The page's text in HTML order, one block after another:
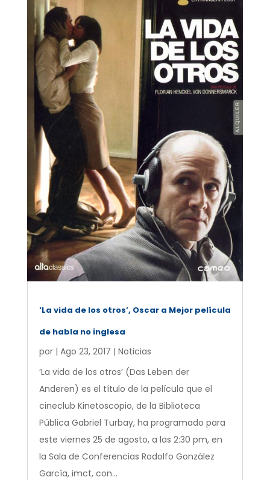
‘La vida de los otros’, Oscar a Mejor película
de habla no inglesa
por | Ago 23, 2017 | Noticias
‘La vida de los otros’ (Das Leben der
Anderen) es el título de la película que el
cineclub Kinetoscopio, de la Biblioteca
Pública Gabriel Turbay, ha programado para
este viernes 25 de agosto, a las 2:30 pm, en
la Sala de Conferencias Rodolfo González
García, imct, con...